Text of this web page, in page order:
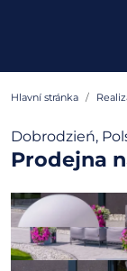
Hlavní stránka
Dobrodzień,
Prodejna